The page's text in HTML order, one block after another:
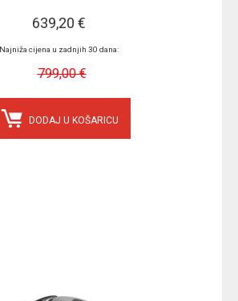
639,20 €
Najniža cijena u zadnjih 30 dana:
799,00 €
DODAJ U KOŠARICU